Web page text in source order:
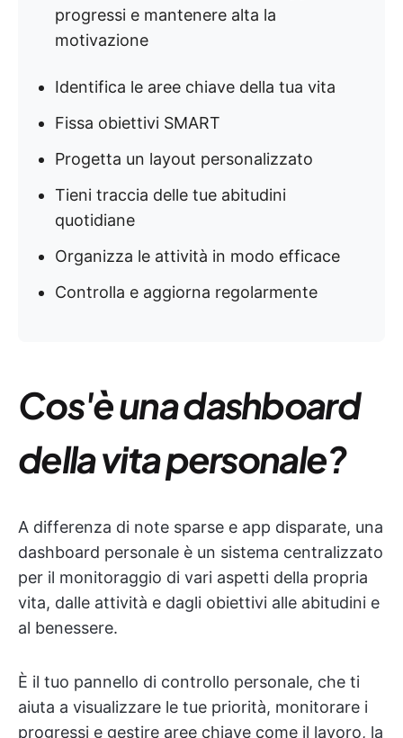
progressi e mantenere alta la
motivazione
Identifica le aree chiave della tua vita
Fissa obiettivi SMART
Progetta un layout personalizzato
Tieni traccia delle tue abitudini
quotidiane
Organizza le attività in modo efficace
Controlla e aggiorna regolarmente
Cos'è una dashboard
della vita personale?
A differenza di note sparse e app disparate, una
dashboard personale è un sistema centralizzato
per il monitoraggio di vari aspetti della propria
vita, dalle attività e dagli obiettivi alle abitudini e
al benessere.
È il tuo pannello di controllo personale, che ti
aiuta a visualizzare le tue priorità, monitorare i
progressi e gestire aree chiave come il lavoro, la